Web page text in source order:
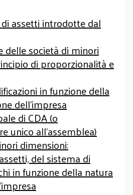
assetti introdotte dal
delle società di minori
di proporzionalità e
in funzione della
dell’impresa
di CDA (o
unico all’assemblea)
dimensioni:
del sistema di
in funzione della natura